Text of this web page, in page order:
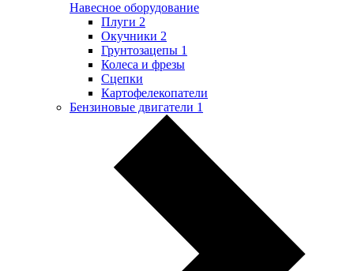
Навесное оборудование
Плуги 2
Окучники 2
Грунтозацепы 1
Колеса и фрезы
Сцепки
Картофелекопатели
Бензиновые двигатели 1